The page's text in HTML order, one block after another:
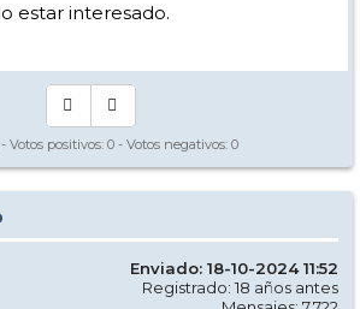
estar interesado.
- Votos positivos: 0 - Votos negativos: 0
Enviado: 18-10-2024 11:52
Registrado: 18 años antes